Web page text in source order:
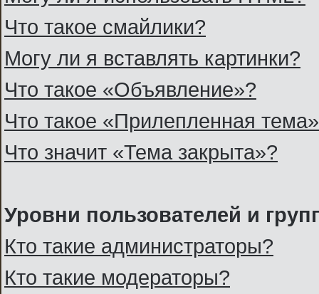
Что такое смайлики?
Могу ли я вставлять картинки?
Что такое «Объявление»?
Что такое «Прилепленная
Что значит «Тема закрыта»?
Уровни пользователей и
Кто такие администраторы?
Кто такие модераторы?